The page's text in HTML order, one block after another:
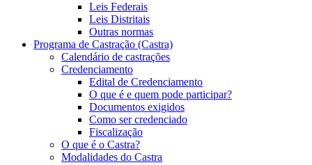
Leis Federais
Leis Distritais
Outras normas
Programa de Castração (Castra)
Calendário de castrações
Credenciamento
Edital de Credenciamento
O que é e quem pode participar?
Documentos exigidos
Como ser credenciado
Fiscalização
O que é o Castra?
Modalidades do Castra